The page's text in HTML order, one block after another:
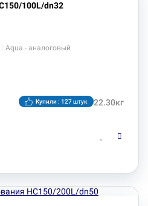
100L/dn32
Aqua - аналоговый
22.30кг
Купили : 127 штук